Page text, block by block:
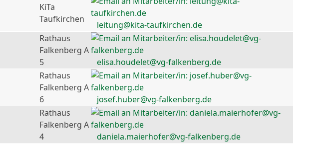
KiTa
Taufkirchen
leitung@kita-taufkirchen.de
Rathaus
Falkenberg A
5
elisa.houdelet@vg-falkenberg.de
Rathaus
Falkenberg A
6
josef.huber@vg-falkenberg.de
Rathaus
Falkenberg A
4
daniela.maierhofer@vg-falkenberg.de